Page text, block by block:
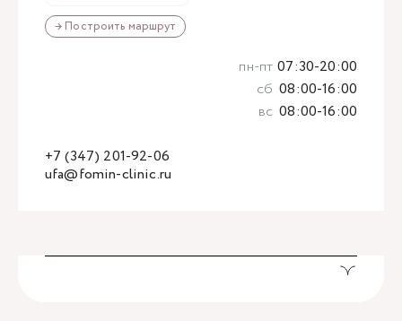
→ Построить маршрут
ufa@fomin-clinic.ru
+7 (347) 201-92-06
пн-пт 07:30-20:00
сб 08:00-16:00
вс 08:00-16:00